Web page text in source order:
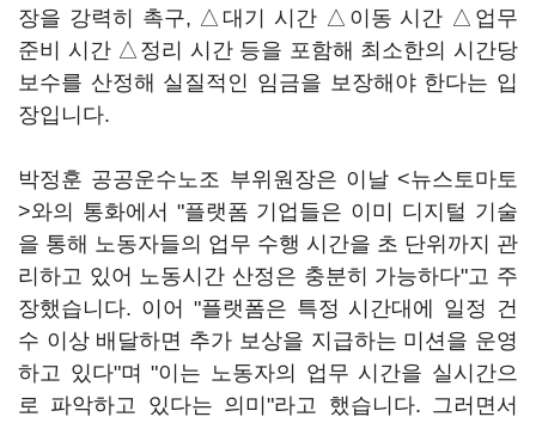
장을 강력히 촉구, △대기 시간 △이동 시간 △업무
준비 시간 △정리 시간 등을 포함해 최소한의 시간당
보수를 산정해 실질적인 임금을 보장해야 한다는 입
장입니다.
박정훈 공공운수노조 부위원장은 이날 <뉴스토마토
>와의 통화에서 "플랫폼 기업들은 이미 디지털 기술
을 통해 노동자들의 업무 수행 시간을 초 단위까지 관
리하고 있어 노동시간 산정은 충분히 가능하다"고 주
장했습니다. 이어 "플랫폼은 특정 시간대에 일정 건
수 이상 배달하면 추가 보상을 지급하는 미션을 운영
하고 있다"며 "이는 노동자의 업무 시간을 실시간으
로 파악하고 있다는 의미"라고 했습니다. 그러면서